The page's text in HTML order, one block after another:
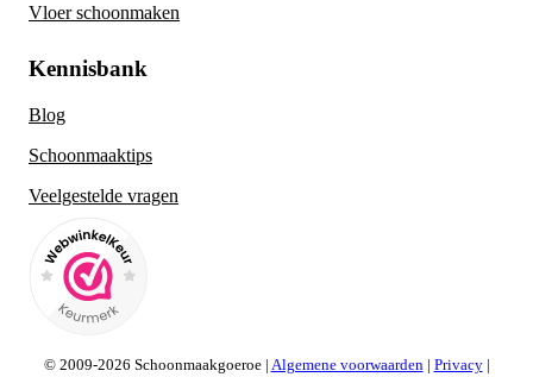
Vloer schoonmaken
Kennisbank
Blog
Schoonmaaktips
Veelgestelde vragen
© 2009-2026 Schoonmaakgoeroe | Algemene voorwaarden| Privacy|